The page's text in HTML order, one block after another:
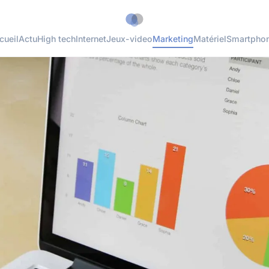
ActuHigh techInternetJeux-videoMarketingMatériel